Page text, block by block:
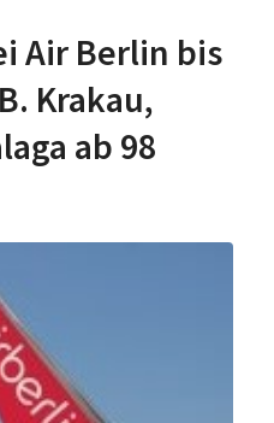
Air Berlin bis
Krakau,
ab 98